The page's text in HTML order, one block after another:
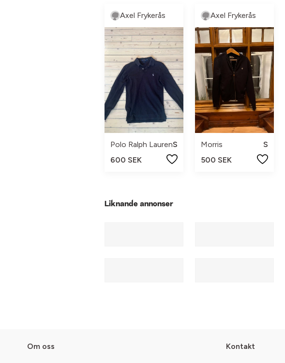
Axel Frykerås
Polo Ralph LaurenS
600 SEK
Axel Frykerås
Morris
S
500 SEK
Liknande annonser
Om oss Kontakt